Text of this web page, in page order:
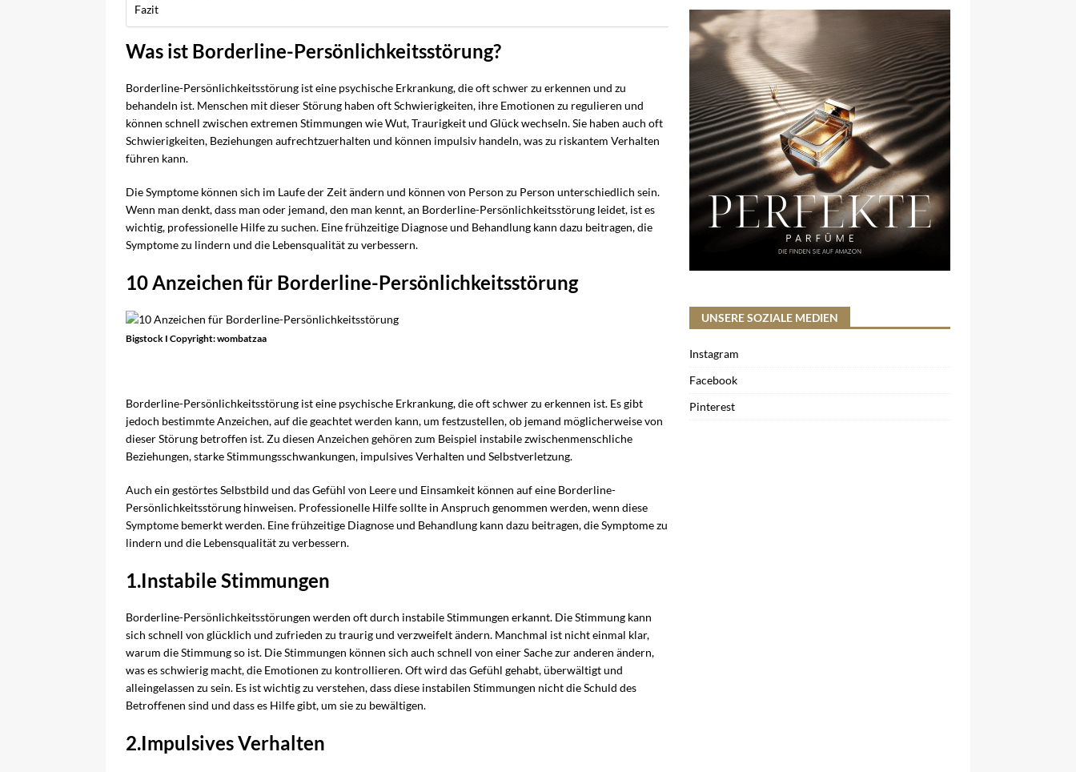
Fazit
Was ist Borderline-Persönlichkeitsstörung?
Borderline-Persönlichkeitsstörung ist eine psychische Erkrankung, die oft schwer zu erkennen und zu
behandeln ist. Menschen mit dieser Störung haben oft Schwierigkeiten, ihre Emotionen zu regulieren und
können schnell zwischen extremen Stimmungen wie Wut, Traurigkeit und Glück wechseln. Sie haben auch oft
Schwierigkeiten, Beziehungen aufrechtzuerhalten und können impulsiv handeln, was zu riskantem Verhalten
führen kann.
Die Symptome können sich im Laufe der Zeit ändern und können von Person zu Person unterschiedlich sein.
Wenn man denkt, dass man oder jemand, den man kennt, an Borderline-Persönlichkeitsstörung leidet, ist es
wichtig, professionelle Hilfe zu suchen. Eine frühzeitige Diagnose und Behandlung kann dazu beitragen, die
Symptome zu lindern und die Lebensqualität zu verbessern.
10 Anzeichen für Borderline-Persönlichkeitsstörung
Bigstock I Copyright: wombatzaa
Borderline-Persönlichkeitsstörung ist eine psychische Erkrankung, die oft schwer zu erkennen ist. Es gibt
jedoch bestimmte Anzeichen, auf die geachtet werden kann, um festzustellen, ob jemand möglicherweise von
dieser Störung betroffen ist. Zu diesen Anzeichen gehören zum Beispiel instabile zwischenmenschliche
Beziehungen, starke Stimmungsschwankungen, impulsives Verhalten und Selbstverletzung.
Auch ein gestörtes Selbstbild und das Gefühl von Leere und Einsamkeit können auf eine Borderline-
Persönlichkeitsstörung hinweisen. Professionelle Hilfe sollte in Anspruch genommen werden, wenn diese
Symptome bemerkt werden. Eine frühzeitige Diagnose und Behandlung kann dazu beitragen, die Symptome zu
lindern und die Lebensqualität zu verbessern.
1.Instabile Stimmungen
Borderline-Persönlichkeitsstörungen werden oft durch instabile Stimmungen erkannt. Die Stimmung kann
sich schnell von glücklich und zufrieden zu traurig und verzweifelt ändern. Manchmal ist nicht einmal klar,
warum die Stimmung so ist. Die Stimmungen können sich auch schnell von einer Sache zur anderen ändern,
was es schwierig macht, die Emotionen zu kontrollieren. Oft wird das Gefühl gehabt, überwältigt und
alleingelassen zu sein. Es ist wichtig zu verstehen, dass diese instabilen Stimmungen nicht die Schuld des
Betroffenen sind und dass es Hilfe gibt, um sie zu bewältigen.
2.Impulsives Verhalten
UNSERE SOZIALE MEDIEN
Instagram
Facebook
Pinterest